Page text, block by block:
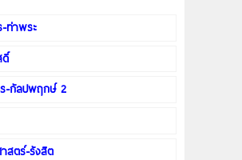
-ท่าพระ
ดิ์
-กัลปพฤกษ์ 2
สตร์-รังสิต